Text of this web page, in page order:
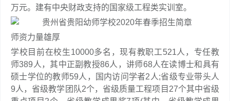
万元。建有中央财政支持的国家级工程类实训室。
师资力量雄厚
学校目前在校生10000多名，现有教职工521人，专任教
师389人，其中正副教授86人，讲师68人在读博士和具有
硕士学位的教师59人，国内访问学者2人;省级专业带头人
9人，省级教学团队2个，省级质量工程项目27个其中省级